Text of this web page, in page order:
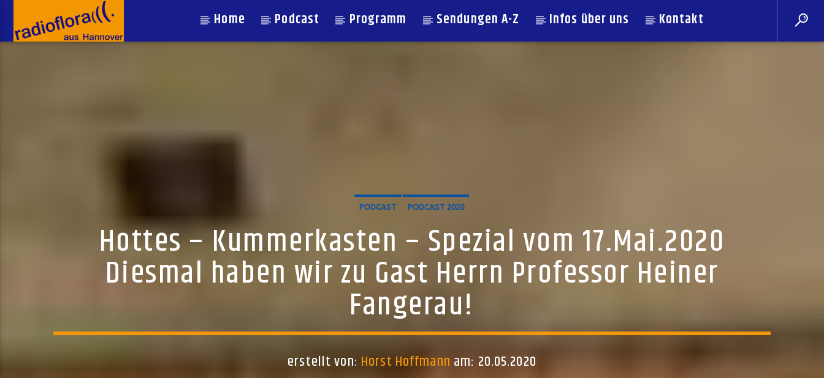
Home Podcast Programm Sendungen A-Z Infos über uns Kontakt
PODCAST PODCAST 2020
Hottes – Kummerkasten – Spezial vom 17.Mai.2020
Diesmal haben wir zu Gast Herrn Professor Heiner
Fangerau!
erstellt von: Horst Hoffmann am: 20.05.2020